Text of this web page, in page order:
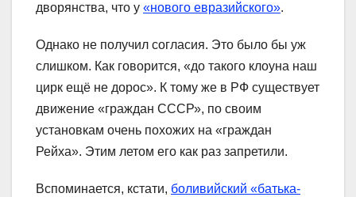
дворянства, что у «нового евразийского».
Однако не получил согласия. Это было бы уж
слишком. Как говорится, «до такого клоуна наш
цирк ещё не дорос». К тому же в РФ существует
движение «граждан СССР», по своим
установкам очень похожих на «граждан
Рейха». Этим летом его как раз запретили.
Вспоминается, кстати, боливийский «батька-